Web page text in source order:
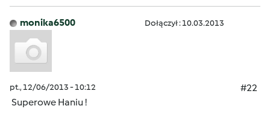
monika6500 Dołączył : 10.03.2013
pt., 12/06/2013 - 10:12
#22
Superowe Haniu !